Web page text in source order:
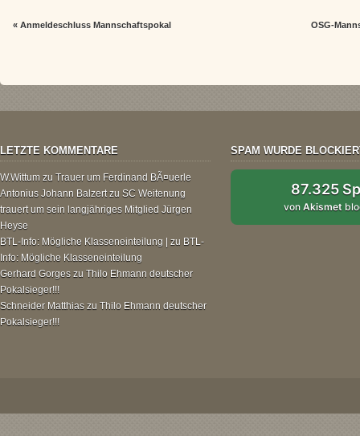
«Anmeldeschluss Mannschaftspokal OSG-
LETZTE KOMMENTARE
W.Wittum zu Trauer um Ferdinand BÃ¤uerle
Antonius Johann Balzertzu SC Weitenung
trauert um sein langjähriges Mitglied Jürgen
Heyse
BTL-Info: Mögliche Klasseneinteilung | zu BTL-
Info: Mögliche Klasseneinteilung
Gerhard Gorges zu Thilo Ehmann deutscher
Pokalsieger!!!
Schneider Matthias zu Thilo Ehmann deutscher
Pokalsieger!!!
SPAM WURDE
87.325
vonAkismet